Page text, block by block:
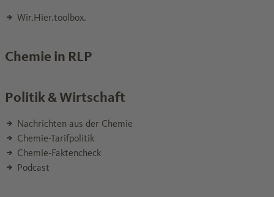
Wir.Hier.toolbox.
Chemie in RLP
Politik & Wirtschaft
Nachrichten aus der Chemie
Chemie-Tarifpolitik
Chemie-Faktencheck
Podcast